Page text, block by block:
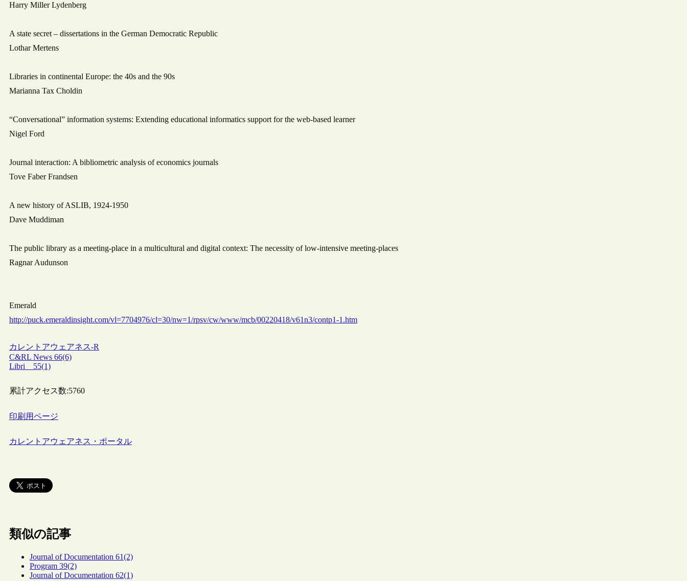
Harry Miller Lydenberg
A state secret – dissertations in the German Democratic Republic
Lothar Mertens
Libraries in continental Europe: the 40s and the 90s
Marianna Tax Choldin
“Conversational” information systems: Extending educational informatics support for the web-based learner
Nigel Ford
Journal interaction: A bibliometric analysis of economics journals
Tove Faber Frandsen
A new history of ASLIB, 1924-1950
Dave Muddiman
The public library as a meeting-place in a multicultural and digital context: The necessity of low-intensive meeting-places
Ragnar Audunson
Emerald
http://puck.emeraldinsight.com/vl=7704976/cl=30/nw=1/rpsv/cw/www/mcb/00220418/v61n3/contp1-1.htm
カレントアウェアネス-R
C&RL News 66(6)
Libri 55(1)
累計アクセス数:5760
印刷用ページ
カレントアウェアネス・ポータル
類似の記事
Journal of Documentation 61(2)
Program 39(2)
Journal of Documentation 62(1)